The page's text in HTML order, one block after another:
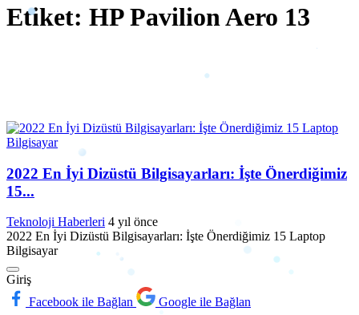
Etiket: HP Pavilion Aero 13
2022 En İyi Dizüstü Bilgisayarları: İşte Önerdiğimiz
15...
Teknoloji Haberleri 4 yıl önce
2022 En İyi Dizüstü Bilgisayarları: İşte Önerdiğimiz 15 Laptop
Bilgisayar
Giriş
Facebook ile Bağlan
Google ile Bağlan